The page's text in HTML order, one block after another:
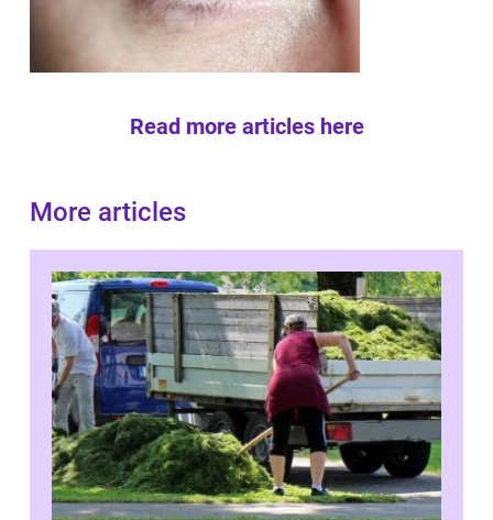
Read more articles here
More articles